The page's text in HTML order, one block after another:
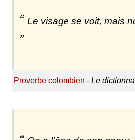
Le visage se voit, mais
Proverbe colombien - Le